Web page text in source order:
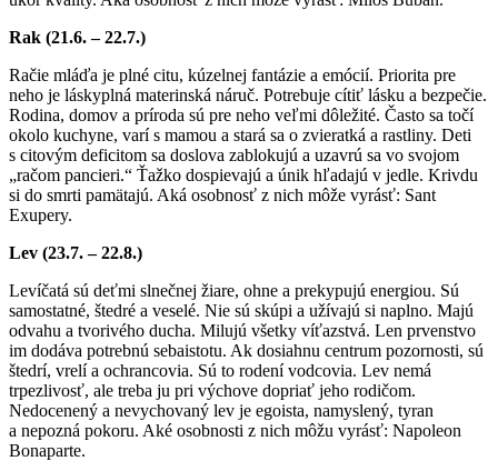
Rak (21.6. – 22.7.)
Račie mláďa je plné citu, kúzelnej fantázie a emócií. Priorita pre
neho je láskyplná materinská náruč. Potrebuje cítiť lásku a bezpečie.
Rodina, domov a príroda sú pre neho veľmi dôležité. Často sa točí
okolo kuchyne, varí s mamou a stará sa o zvieratká a rastliny. Deti
s citovým deficitom sa doslova zablokujú a uzavrú sa vo svojom
„račom pancieri.“ Ťažko dospievajú a únik hľadajú v jedle. Krivdu
si do smrti pamätajú. Aká osobnosť z nich môže vyrásť: Sant
Exupery.
Lev (23.7. – 22.8.)
Levíčatá sú deťmi slnečnej žiare, ohne a prekypujú energiou. Sú
samostatné, štedré a veselé. Nie sú skúpi a užívajú si naplno. Majú
odvahu a tvorivého ducha. Milujú všetky víťazstvá. Len prvenstvo
im dodáva potrebnú sebaistotu. Ak dosiahnu centrum pozornosti, sú
štedrí, vrelí a ochrancovia. Sú to rodení vodcovia. Lev nemá
trpezlivosť, ale treba ju pri výchove dopriať jeho rodičom.
Nedocenený a nevychovaný lev je egoista, namyslený, tyran
a nepozná pokoru. Aké osobnosti z nich môžu vyrásť: Napoleon
Bonaparte.